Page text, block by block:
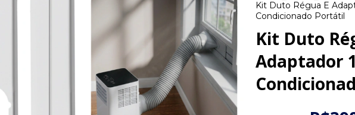
Kit Duto Régua E
Condicionado Portátil
Kit Duto
Adaptador